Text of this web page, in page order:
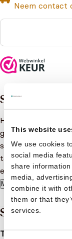
This website
We use cookies
social media
share
media,
combine it with
them or that
services.
Neem contact
Samenvatting
Hallo, ik ben
geluid van de
samen met mijn
tabjes en luister
en educatief
Meer lezen
Specificaties
Taalnl